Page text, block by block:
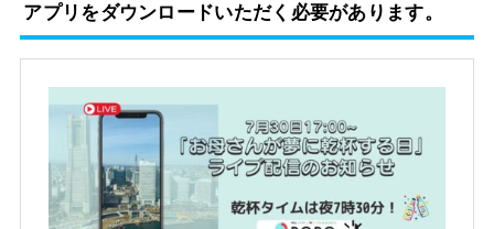
アプリをダウンロードいただく必要があります。